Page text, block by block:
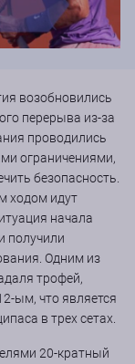
возобновились
перерыва из-за
проводились
ограничениями,
безопасность.
ходом идут
начала
получили
Одним из
трофей,
ым, что является
в трех сетах.
20-кратный